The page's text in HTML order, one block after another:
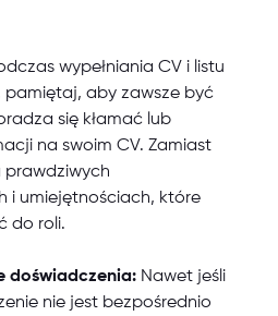
wypełniania CV i listu
aby zawsze być
się kłamać lub
na swoim CV. Zamiast
prawdziwych
i umiejętnościach, które
do roli.
doświadczenia: Nawet jeśli
nie jest bezpośrednio